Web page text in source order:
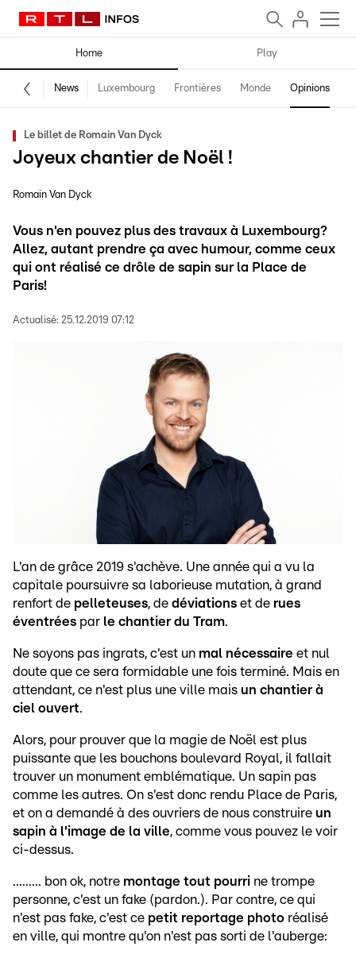
Home Play
News Luxembourg Frontières Monde Opinions
Le billet de Romain Van Dyck
Joyeux chantier de Noël !
Romain Van Dyck
Vous n'en pouvez plus des travaux à Luxembourg?
Allez, autant prendre ça avec humour, comme ceux
qui ont réalisé ce drôle de sapin sur la Place de
Paris!
Actualisé: 25.12.2019 07:12
L'an de grâce 2019 s'achève. Une année qui a vu la
capitale poursuivre sa laborieuse mutation, à grand
renfort de pelleteuses, de déviations et de rues
éventrées par le chantier du Tram.
Ne soyons pas ingrats, c'est un mal nécessaire et nul
doute que ce sera formidable une fois terminé. Mais en
attendant, ce n'est plus une ville mais un chantier à
ciel ouvert.
Alors, pour prouver que la magie de Noël est plus
puissante que les bouchons boulevard Royal, il fallait
trouver un monument emblématique. Un sapin pas
comme les autres. On s'est donc rendu Place de Paris,
et on a demandé à des ouvriers de nous construire un
sapin à l'image de la ville, comme vous pouvez le voir
ci-dessus.
......... bon ok, notre montage tout pourri ne trompe
personne, c'est un fake (pardon.). Par contre, ce qui
n'est pas fake, c'est ce petit reportage photo réalisé
en ville, qui montre qu'on n'est pas sorti de l'auberge: